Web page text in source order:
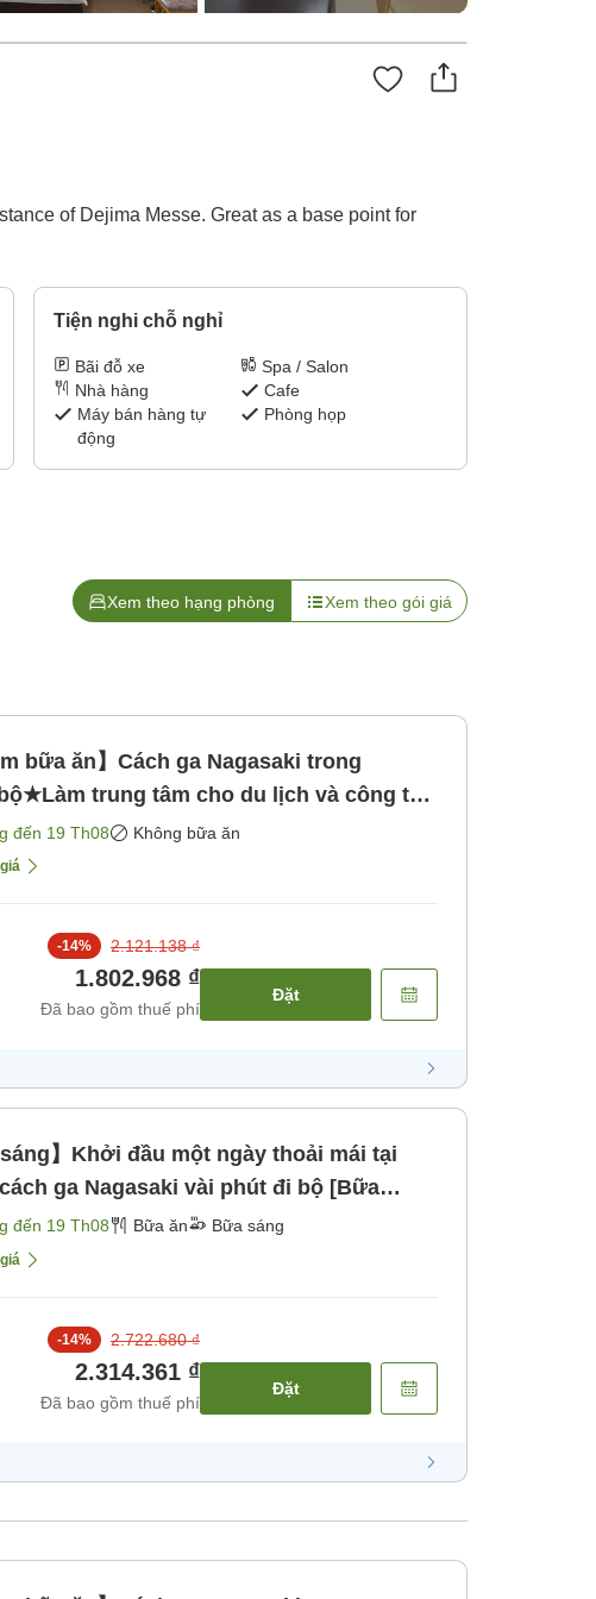
of Dejima Messe. Great as a base point for
Tiện nghi chỗ nghỉ
Bãi đỗ xe
Spa / Salon
Nhà hàng
Cafe
Máy bán hàng tự
động
Phòng họp
Xem theo hạng phòng Xem theo gói giá
bữa ăn】Cách ga Nagasaki trong
trung tâm cho du lịch và công tác
bữa ăn]
đến 19 Th08 Không bữa ăn
-14% 2.121.138 ₫
1.802.968 ₫
Đã bao gồm thuế phí
Đặt
sáng】Khởi đầu một ngày thoải mái tại
ga Nagasaki vài phút đi bộ [Bữa
đến 19 Th08 Bữa ăn Bữa sáng
-14% 2.722.680 ₫
2.314.361 ₫
Đã bao gồm thuế phí
Đặt